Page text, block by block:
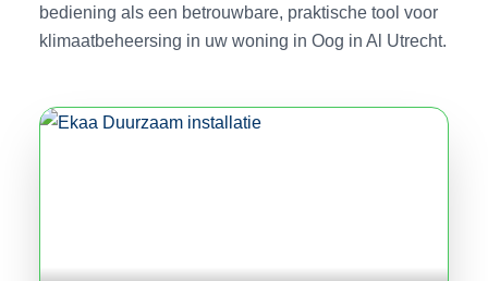
bediening als een betrouwbare, praktische tool voor
klimaatbeheersing in uw woning in Oog in Al Utrecht.